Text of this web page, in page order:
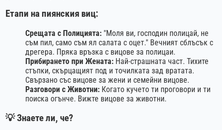
Етапи на пиянския виц:
Срещата с Полицията: "Моля ви, господин полицай, не
съм пил, само съм ял салата с оцет." Вечният сблъсък с
дрегера. Пряка връзка с вицове за полицаи.
Прибирането при Жената: Най-страшната част. Тихите
стъпки, скърцащият под и точилката зад вратата.
Свързано със вицове за жени исемейни вицове.
Разговори с Животни: Когато кучето ти проговори и ти
поиска огънче. Вижте вицове за животни.
💡 Знаете ли, че?